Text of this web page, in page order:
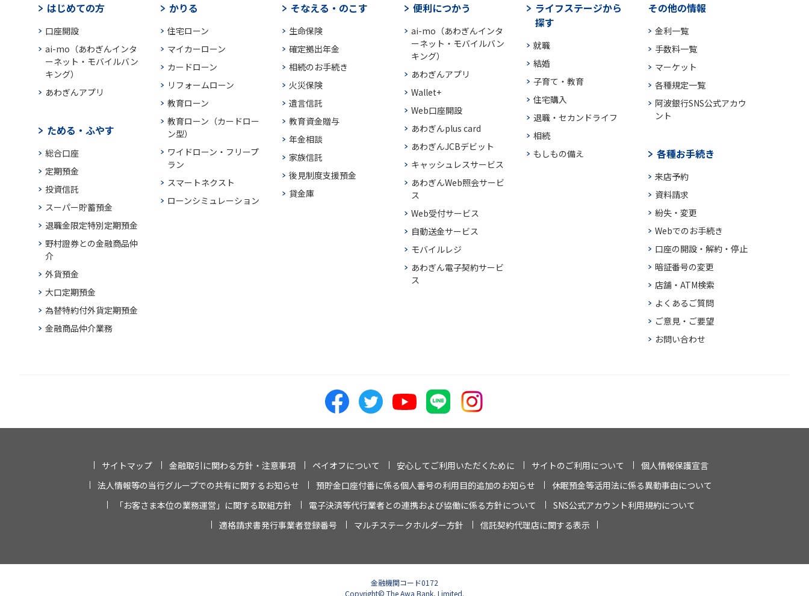
はじめての方
口座開設
ai-mo（あわぎんインタ
ーネット・モバイルバン
キング）
あわぎんアプリ
ためる・ふやす
総合口座
定期預金
投資信託
スーパー貯蓄預金
退職金限定特別定期預金
野村證券との金融商品仲
介
外貨預金
大口定期預金
為替特約付外貨定期預金
金融商品仲介業務
かりる
住宅ローン
マイカーローン
カードローン
リフォームローン
教育ローン
教育ローン（カードロー
ン型）
ワイドローン・フリープ
ラン
スマートネクスト
ローンシミュレーション
そなえる・のこす
生命保険
確定拠出年金
相続のお手続き
火災保険
遺言信託
教育資金贈与
年金相談
家族信託
後見制度支援預金
貸金庫
便利につかう
ai-mo（あわぎんインタ
ーネット・モバイルバン
キング）
あわぎんアプリ
Wallet+
Web口座開設
あわぎんplus card
あわぎんJCBデビット
キャッシュレスサービス
あわぎんWeb照会サービ
ス
Web受付サービス
自動送金サービス
モバイルレジ
あわぎん電子契約サービ
ス
ライフステージから
探す
就職
結婚
子育て・教育
住宅購入
退職・セカンドライフ
相続
もしもの備え
その他の情報
金利一覧
手数料一覧
マーケット
各種規定一覧
阿波銀行SNS公式アカウ
ント
各種お手続き
来店予約
資料請求
紛失・変更
Webでのお手続き
口座の開設・解約・停止
暗証番号の変更
店舗・ATM検索
よくあるご質問
ご意見・ご要望
お問い合わせ
サイトマップ 金融取引に関わる方針・注意事項 ペイオフについて 安心してご利用いただくために サイトのご利用について
個人情報保護宣言
法人情報等の当行グループでの共有に関するお知らせ
預貯金口座付番に係る個人番号の利用目的追加のお知らせ
休眠預金等活用法に係る異動事由について
「お客さま本位の業務運営」に関する取組方針
電子決済等代行業者との連携および協働に係る方針について
SNS公式アカウント利用規約について
適格請求書発行事業者登録番号
マルチステークホルダー方針 信託契約代理店に関する表示
金融機関コード0172
Copyright© The Awa Bank, Limited.